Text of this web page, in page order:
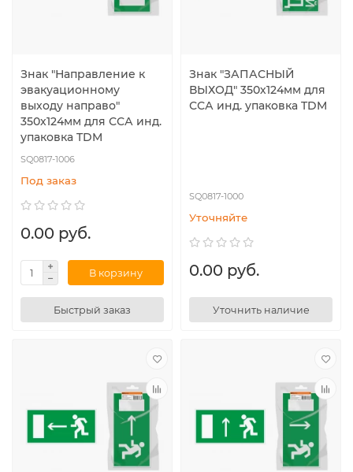
Знак "Направление к
эвакуационному
выходу направо"
350х124мм для ССА инд.
упаковка TDM
SQ0817-1006
Под заказ
0.00 руб.
В корзину
Быстрый заказ
Знак "ЗАПАСНЫЙ
ВЫХОД" 350х124мм для
ССА инд. упаковка TDM
SQ0817-1000
Уточняйте
0.00 руб.
Уточнить наличие